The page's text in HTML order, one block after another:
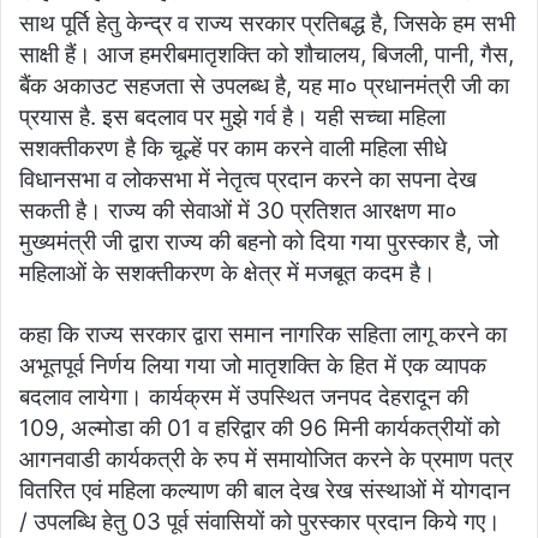
साथ पूर्ति हेतु केन्द्र व राज्य सरकार प्रतिबद्ध है, जिसके हम सभी
साक्षी हैं। आज हमरीबमातृशक्ति को शौचालय, बिजली, पानी, गैस,
बैंक अकाउट सहजता से उपलब्ध है, यह मा० प्रधानमंत्री जी का
प्रयास है. इस बदलाव पर मुझे गर्व है। यही सच्चा महिला
सशक्तीकरण है कि चूल्हें पर काम करने वाली महिला सीधे
विधानसभा व लोकसभा में नेतृत्व प्रदान करने का सपना देख
सकती है। राज्य की सेवाओं में 30 प्रतिशत आरक्षण मा०
मुख्यमंत्री जी द्वारा राज्य की बहनो को दिया गया पुरस्कार है, जो
महिलाओं के सशक्तीकरण के क्षेत्र में मजबूत कदम है।
कहा कि राज्य सरकार द्वारा समान नागरिक सहिता लागू करने का
अभूतपूर्व निर्णय लिया गया जो मातृशक्ति के हित में एक व्यापक
बदलाव लायेगा। कार्यक्रम में उपस्थित जनपद देहरादून की
109, अल्मोडा की 01 व हरिद्वार की 96 मिनी कार्यकत्रीयों को
आगनवाडी कार्यकत्री के रुप में समायोजित करने के प्रमाण पत्र
वितरित एवं महिला कल्याण की बाल देख रेख संस्थाओं में योगदान
/ उपलब्धि हेतु 03 पूर्व संवासियों को पुरस्कार प्रदान किये गए।